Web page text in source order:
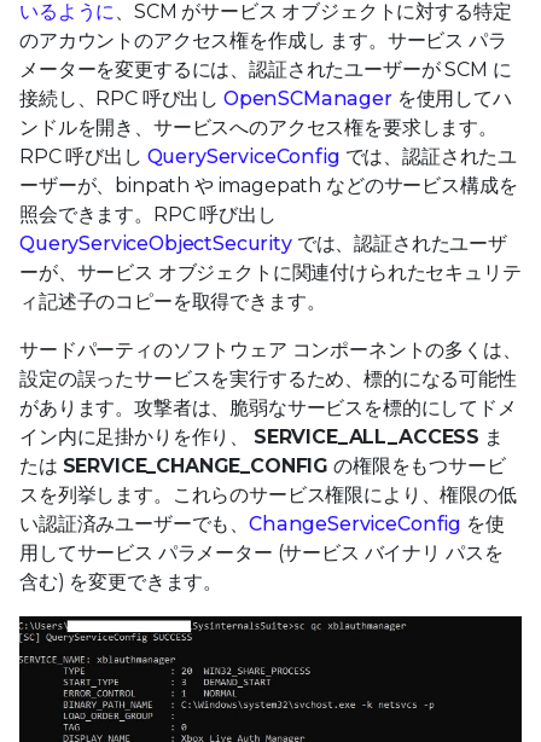
いるように、SCM がサービス オブジェクトに対する特定
のアカウントのアクセス権を作成し ます。サービス パラ
メーターを変更するには、認証されたユーザーが SCM に
接続し、RPC 呼び出し OpenSCManagerを使用してハ
ンドルを開き、サービスへのアクセス権を要求します。
RPC 呼び出し QueryServiceConfig では、認証されたユ
ーザーが、binpath や imagepath などのサービス構成を
照会できます。RPC 呼び出し
QueryServiceObjectSecurityでは、認証されたユーザ
ーが、サービス オブジェクトに関連付けられたセキュリテ
ィ記述子のコピーを取得できます。
サードパーティのソフトウェア コンポーネントの多くは、
設定の誤ったサービスを実行するため、標的になる可能性
があります。攻撃者は、脆弱なサービスを標的にしてドメ
イン内に足掛かりを作り、 SERVICE_ALL_ACCESS ま
たは SERVICE_CHANGE_CONFIG の権限をもつサービ
スを列挙します。これらのサービス権限により、権限の低
い認証済みユーザーでも、ChangeServiceConfig を使
用してサービス パラメーター (サービス バイナリ パスを
含む) を変更できます。